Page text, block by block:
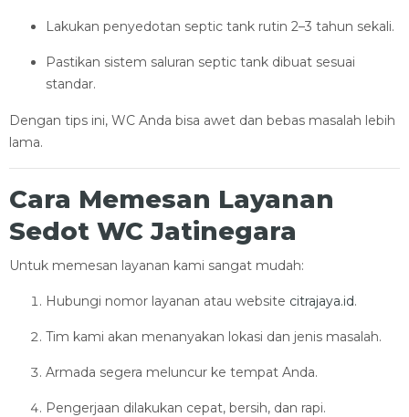
Lakukan penyedotan septic tank rutin 2–3 tahun sekali.
Pastikan sistem saluran septic tank dibuat sesuai
standar.
Dengan tips ini, WC Anda bisa awet dan bebas masalah lebih
lama.
Cara Memesan Layanan
Sedot WC Jatinegara
Untuk memesan layanan kami sangat mudah:
Hubungi nomor layanan atau website citrajaya.id.
Tim kami akan menanyakan lokasi dan jenis masalah.
Armada segera meluncur ke tempat Anda.
Pengerjaan dilakukan cepat, bersih, dan rapi.